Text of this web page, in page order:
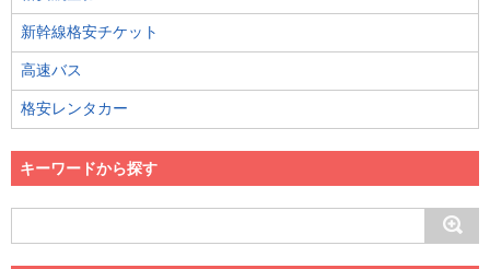
新幹線格安チケット
高速バス
格安レンタカー
キーワードから探す